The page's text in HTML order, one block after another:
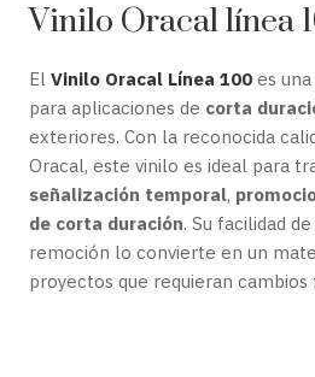
Vinilo Oracal línea
El Vinilo Oracal Línea 100 es
para aplicaciones de corta
exteriores. Con la reconocida
Oracal, este vinilo es ideal para
señalización temporal,
de corta duración. Su facilidad
remoción lo convierte en un
proyectos que requieran